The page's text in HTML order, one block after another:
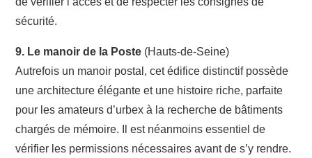
sécurité.
9. Le manoir de la Poste (Hauts-de-Seine)
Autrefois un manoir postal, cet édifice distinctif possède
une architecture élégante et une histoire riche, parfaite
pour les amateurs d’urbex à la recherche de bâtiments
chargés de mémoire. Il est néanmoins essentiel de
vérifier les permissions nécessaires avant de s’y rendre.